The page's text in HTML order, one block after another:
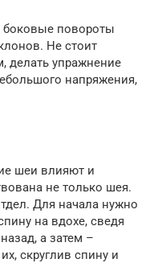
повороты
Не стоит
делать упражнение
напряжения,
шеи влияют и
не только шея.
Для начала нужно
на вдохе, сведя
а затем –
скруглив спину и